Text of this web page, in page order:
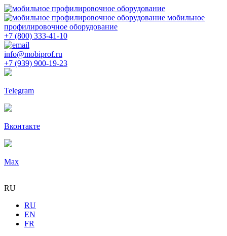
мобильное
профилировочное оборудование
+7 (800) 333-41-10
info@mobiprof.ru
+7 (939) 900-19-23
Telegram
Вконтакте
Max
RU
RU
EN
FR